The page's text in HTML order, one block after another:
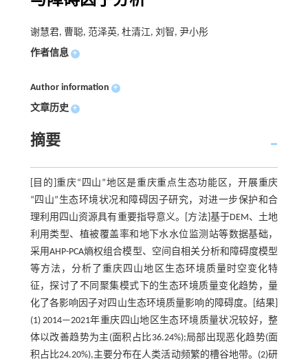
谢慧君, 曹聪, 范泽英, 杜清江, 刘智, 尹小彤
作者信息 +
Author information +
文章历史 +
摘要
[目的]重庆“四山”地区是重庆重点生态功能区，开展重庆
“四山”生态环境状况和障碍因子研究，对进一步保护和合
理利用四山资源具有重要指导意义。[方法]基于DEM、土地
利用类型、植被覆盖率和地下水水位监测站等数据基础，
采用AHP-PCA熵权组合模型、空间自相关分析和障碍度模型
等方法，分析了重庆四山地区生态环境质量时空变化特
征，探讨了不同聚集模式下的生态环境质量变化趋势，量
化了各影响因子对四山生态环境质量影响的障碍度。[结果]
(1) 2014—2021年重庆四山地区生态环境质量状况较好，整
体以改善趋势为主(面积占比36.24%);局部出现恶化趋势(面
积占比24.20%),主要分布在人类活动频繁的槽谷地带。(2)研